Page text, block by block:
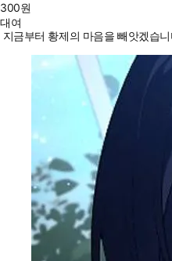
300원
대여
지금부터 황제의 마음을 빼앗겠습